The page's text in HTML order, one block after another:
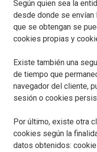
Según quien sea la
desde donde se
que se obtengan se
cookies propias y
Existe también una
de tiempo que
navegador del cliente,
sesión o cookies
Por último, existe otra
cookies según la
datos obtenidos: